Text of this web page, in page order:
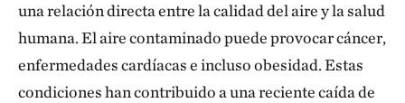
una relación directa entre la calidad del aire y la salud
humana. El aire contaminado puede provocar cáncer,
enfermedades cardíacas e incluso obesidad. Estas
condiciones han contribuido a una reciente caída de